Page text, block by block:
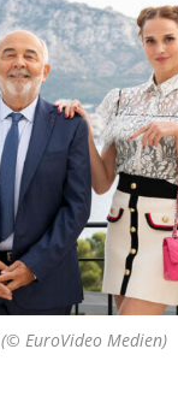
(© EuroVideo Medien)